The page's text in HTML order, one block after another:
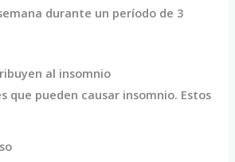
durante un período de 3
al insomnio
que pueden causar insomnio. Estos